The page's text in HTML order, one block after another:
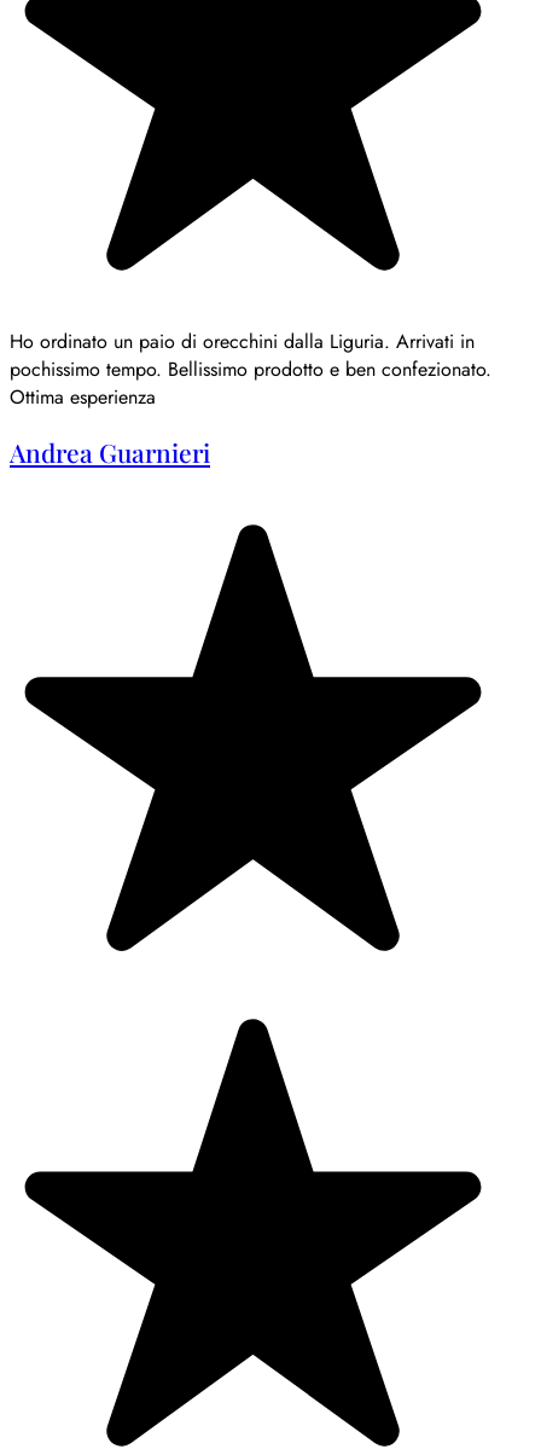
Ho ordinato un paio di orecchini dalla Liguria. Arrivati in
pochissimo tempo. Bellissimo prodotto e ben confezionato.
Ottima esperienza
Andrea Guarnieri